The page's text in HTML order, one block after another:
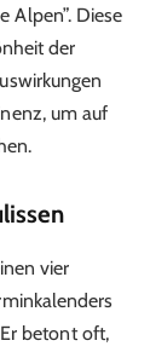
Alpen”. Diese
der
um auf
vier
betont oft,